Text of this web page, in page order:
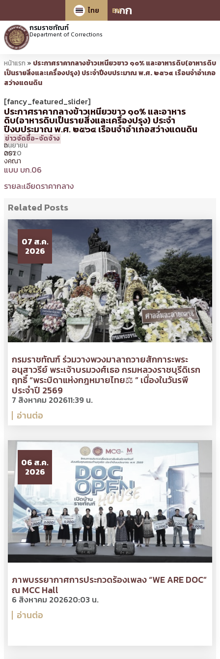
กกก
ไทย
EN
กรมราชทัณฑ์
Department of Corrections
หน้าแรก » ประกาศราคากลางข้าวเหนียวขาว ๑๐% และอาหารดิบ(อาหารดิบ
เป็นรายสิ่งและเครื่องปรุง) ประจำปีงบประมาณ พ.ศ. ๒๕๖๔ เรือนจำอำเภอ
สว่างแดนดิน
[fancy_featured_slider]
ประกาศราคากลางข้าวเหนียวขาว ๑๐% และอาหาร
ดิบ(อาหารดิบเป็นรายสิ่งและเครื่องปรุง) ประจำ
ปีงบประมาณ พ.ศ. ๒๕๖๔ เรือนจำอำเภอสว่างแดนดิน
23
กันยายน
2020
09:04 น.
โดย
ธวัช
จิ
ตรา
งคณา
ข่าวจัดซื้อ-จัดจ้าง
แบบ บก.06
รายละเอียดราคากลาง
Related Posts
07 ส.ค.
2026
กรมราชทัณฑ์ ร่วมวางพวงมาลาถวายสักการะพระ
อนุสาวรีย์ พระเจ้าบรมวงศ์เธอ กรมหลวงราชบุรีดิเรก
ฤทธิ์ “พระบิดาแห่งกฎหมายไทย⚖ ” เนื่องในวันรพี
ประจำปี 2569
7 สิงหาคม 202611:39 น.
อ่านต่อ
06 ส.ค.
2026
ภาพบรรยากาศการประกวดร้องเพลง “WE ARE DOC”
ณ MCC Hall
6 สิงหาคม 202620:03 น.
อ่านต่อ